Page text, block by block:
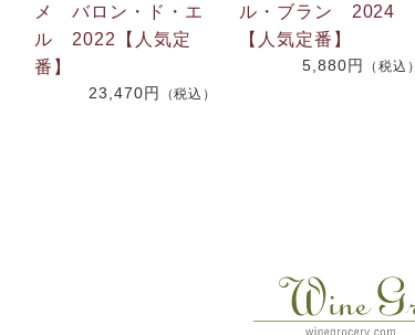
メ バロン・ド・エ
ル 2022【人気定
番】
23,470円 （税込）
ル・ブラン 2024
【人気定番】
5,880円 （税込）